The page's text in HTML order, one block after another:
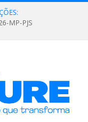
MP-PJS